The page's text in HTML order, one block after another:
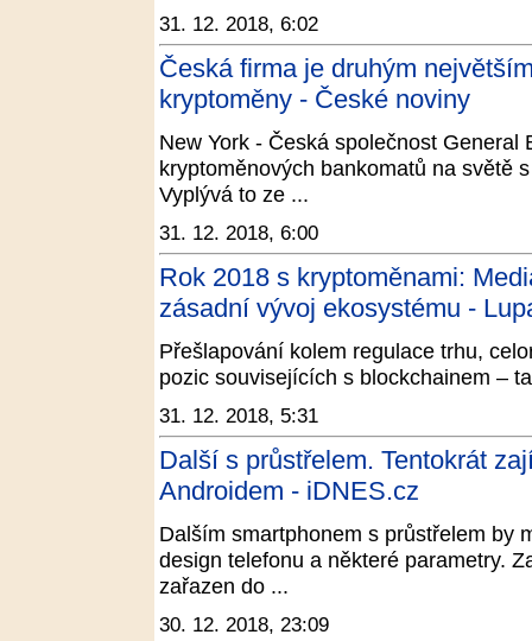
31. 12. 2018, 6:02
Česká firma je druhým
kryptoměny - České noviny
New York - Česká společnost
kryptoměnových bankomatů na světě
Vyplývá to ze ...
31. 12. 2018, 6:00
Rok 2018 s kryptoměnami:
zásadní vývoj ekosystému -
Přešlapování kolem regulace trhu,
pozic souvisejících s blockchainem –
31. 12. 2018, 5:31
Další s průstřelem. Tentokrát
Androidem - iDNES.cz
Dalším smartphonem s průstřelem by
design telefonu a některé parametry.
zařazen do ...
30. 12. 2018, 23:09